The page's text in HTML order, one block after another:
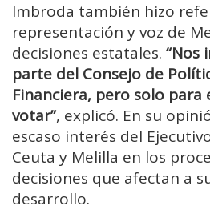
Imbroda también hizo
representación y voz de
decisiones estatales. “Nos
parte del Consejo de
Financiera, pero solo para
votar”, explicó. En su
escaso interés del
Ceuta y Melilla en los
decisiones que afectan a
desarrollo.